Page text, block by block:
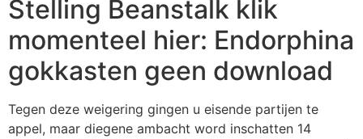
Stelling Beanstalk klik
momenteel hier: Endorphina
gokkasten geen download
Tegen deze weigering gingen u eisende partijen te
appel, maar diegene ambacht word inschatten 14